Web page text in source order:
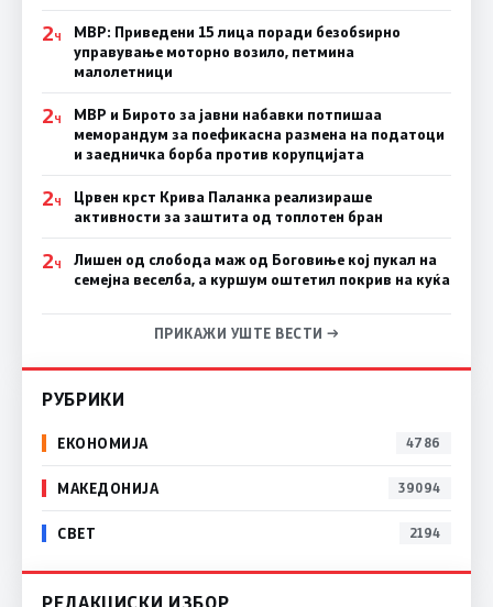
2Ч
МВР: Приведени 15 лица поради безобѕирно
управување моторно возило, петмина
малолетници
2Ч
МВР и Бирото за јавни набавки потпишаа
меморандум за поефикасна размена на податоци
и заедничка борба против корупцијата
2Ч
Црвен крст Крива Паланка реализираше
активности за заштита од топлотен бран
2Ч
Лишен од слобода маж од Боговиње кој пукал на
семејна веселба, а куршум оштетил покрив на куќа
ПРИКАЖИ УШТЕ ВЕСТИ →
РУБРИКИ
ЕКОНОМИЈА 4786
МАКЕДОНИЈА 39094
СВЕТ 2194
РЕДАКЦИСКИ ИЗБОР